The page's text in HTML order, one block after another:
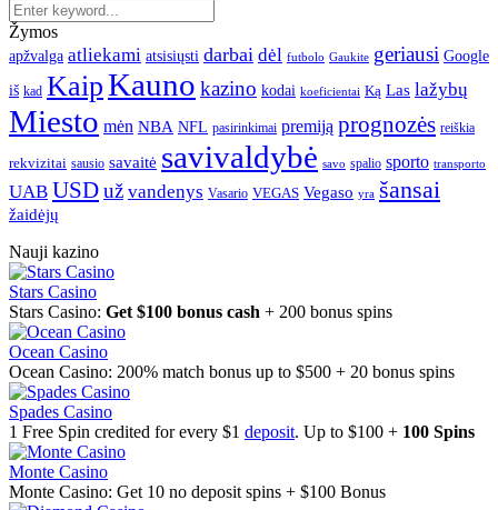
Žymos
apžvalga atliekami atsisiųsti darbai dėl futbolo Gaukite geriausi Google
iš kad KaipKauno kazino kodai koeficientai Ką Las lažybų
Miesto mėn NBA NFL pasirinkimai premiją prognozės reiškia
rekvizitai sausio savaitė savivaldybė savo spalio sporto transporto
UAB USDuž vandenys Vasario VEGAS Vegaso yra šansai
žaidėjų
Nauji kazino
Stars Casino
Stars Casino: Get $100 bonus cash + 200 bonus spins
Ocean Casino
Ocean Casino: 200% match bonus up to $500 + 20 bonus spins
Spades Casino
1 Free Spin credited for every $1 deposit. Up to $100 + 100 Spins
Monte Casino
Monte Casino: Get 10 no deposit spins + $100 Bonus